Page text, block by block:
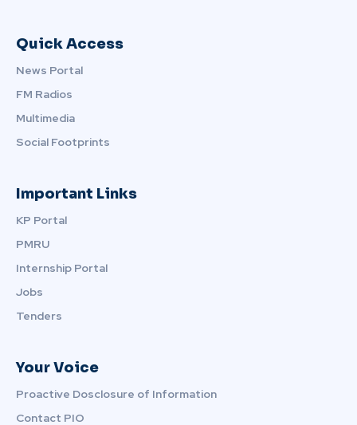
Quick Access
News Portal
FM Radios
Multimedia
Social Footprints
Important Links
KP Portal
PMRU
Internship Portal
Jobs
Tenders
Your Voice
Proactive Dosclosure of Information
Contact PIO